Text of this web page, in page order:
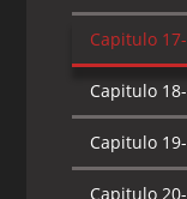
Capitulo 17-
Capitulo 18-
Capitulo 19-
Capitulo 20-